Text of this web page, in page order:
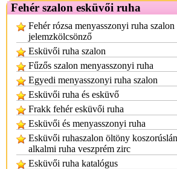
Fehér szalon esküvői ruha
Fehér rózsa menyasszonyi ruha szalon
jelemzkölcsönző
Esküvői ruha szalon
Fűzős szalon menyasszonyi ruha
Egyedi menyasszonyi ruha szalon
Esküvői ruha és esküvő
Frakk fehér esküvői ruha
Esküvői és menyasszonyi ruha
Esküvői ruhaszalon öltöny
alkalmi ruha veszprém zirc
Esküvői ruha katalógus